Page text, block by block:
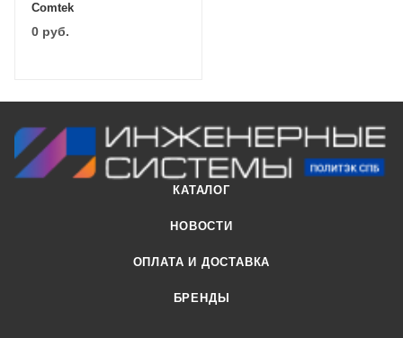
Comtek
0 руб.
КАТАЛОГ
НОВОСТИ
ОПЛАТА И ДОСТАВКА
БРЕНДЫ